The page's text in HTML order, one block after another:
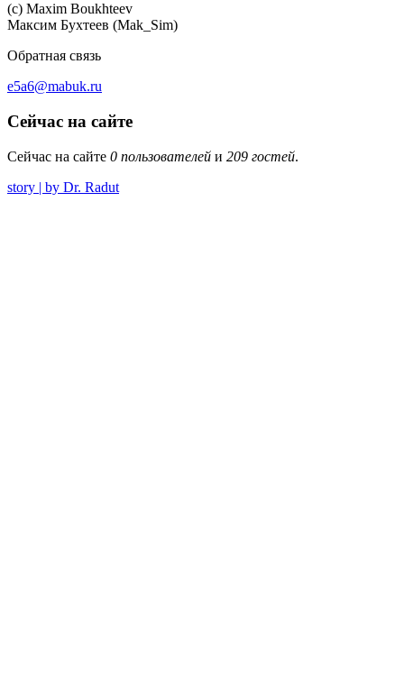
(c) Maхim Boukhteev
Максим Бухтеев (Mak_Sim)
Обратная связь
e5a6@mabuk.ru
Сейчас на сайте
Сейчас на сайте 0 пользователей и 209 гостей.
story | by Dr. Radut